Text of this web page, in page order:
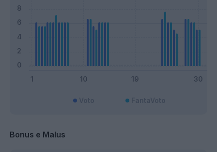
Bonus e Malus